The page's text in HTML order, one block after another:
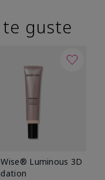
guste
Luminous 3D